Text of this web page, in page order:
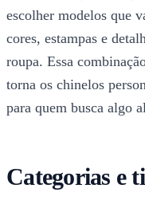
escolher modelos que
cores, estampas e
roupa. Essa
torna os chinelos
para quem busca algo
Categorias e